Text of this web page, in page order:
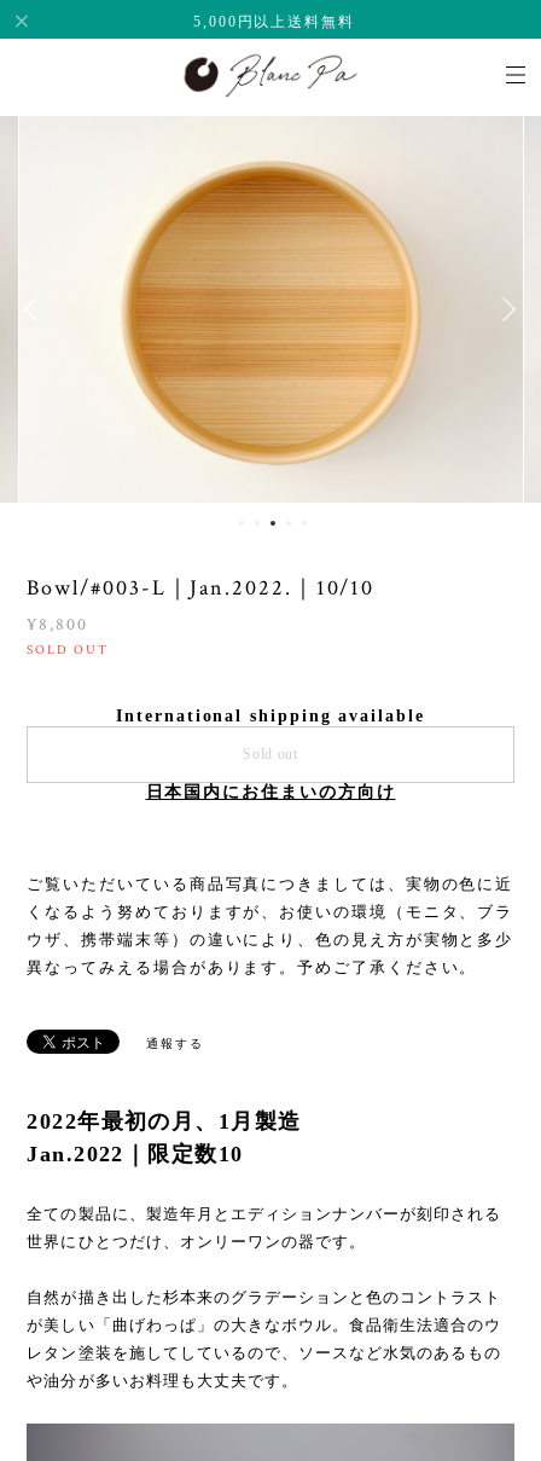
5,000円以上送料無料
Bowl/#003-L｜Jan.2022.｜10/10
¥8,800
SOLD OUT
International shipping available
Sold out
日本国内にお住まいの方向け
ご覧いただいている商品写真につきましては、実物の色に近
くなるよう努めておりますが、お使いの環境（モニタ、ブラ
ウザ、携帯端末等）の違いにより、色の見え方が実物と多少
異なってみえる場合があります。予めご了承ください。
通報する
2022年最初の月、1月製造
Jan.2022｜限定数10
全ての製品に、製造年月とエディションナンバーが刻印される
世界にひとつだけ、オンリーワンの器です。
自然が描き出した杉本来のグラデーションと色のコントラスト
が美しい「曲げわっぱ」の大きなボウル。食品衛生法適合のウ
レタン塗装を施してしているので、ソースなど水気のあるもの
や油分が多いお料理も大丈夫です。